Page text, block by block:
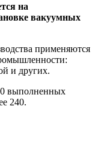
на
вакуумных
применяются
и других.
выполненных
240.